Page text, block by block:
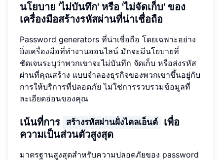
นโยบาย 'ไม่บันทึก' หรือ 'ไม่จัดเก็บ' ของ
เครื่องมือสร้างรหัสผ่านที่น่าเชื่อถือ
Password generators ที่น่าเชื่อถือ โดยเฉพาะอย่าง
ยิ่งเครื่องมือที่ทำงานออนไลน์ มักจะมีนโยบายที่
ชัดเจนระบุว่าพวกเขาจะไม่บันทึก จัดเก็บ หรือส่งรหัส
ผ่านที่คุณสร้าง แบบจำลองธุรกิจของพวกเขาขึ้นอยู่กับ
การให้บริการที่ปลอดภัย ไม่ใช่การรวบรวมข้อมูลที่
ละเอียดอ่อนของคุณ
เน้นที่การ สร้างรหัสผ่านฝั่งไคลเอ็นต์
เพื่อ
ความเป็นส่วนตัวสูงสุด
มาตรฐานสูงสุดสำหรับความปลอดภัยของ password